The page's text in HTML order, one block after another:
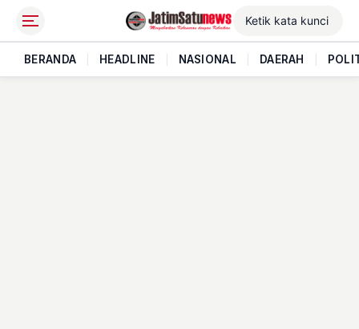
BERANDA HEADLINE NASIONAL DAERAH